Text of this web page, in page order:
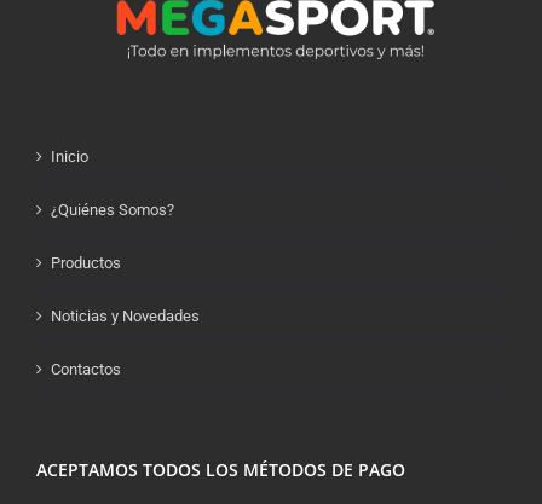
Inicio
¿Quiénes Somos?
Productos
Noticias y Novedades
Contactos
ACEPTAMOS TODOS LOS MÉTODOS DE PAGO